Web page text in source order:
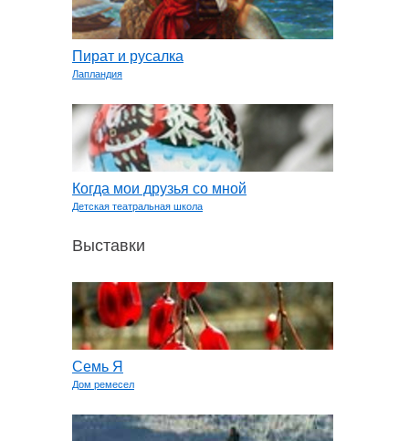
Пират и русалка
Лапландия
Когда мои друзья со мной
Детская театральная школа
Выставки
Семь Я
Дом ремесел